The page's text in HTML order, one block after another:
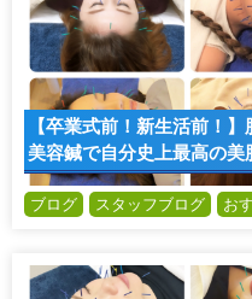
【卒業式前！新生活前！
美容鍼で自分史上最高の美
ブログ スタッフブログ お